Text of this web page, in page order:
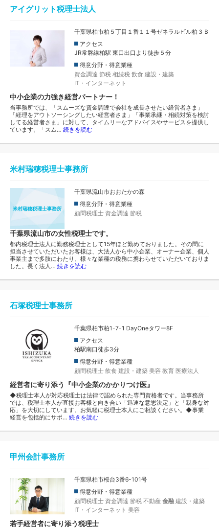
アイグリット税理士法人
千葉県柏市柏５丁目１番１１号ゼネラルビル柏３Ｂ
アクセス
JR常磐線柏駅 東口出口より徒歩５分
得意分野・得意業種
資金調達 節税 相続税 飲食 建設・建築
IT・インターネット
中小企業の力強き経営パートナー！
当事務所では、「スムーズな資金調達で会社を成長させたい経営者さま」
「経理をアウトソーシングしたい経営者さま」「事業承継・相続対策を検討
してる経営者さま」に対して、タイムリーなアドバイスやサービスを提供し
ています。「スム… 続きを読む
米村瑞穂税理士事務所
米村瑞穂税理士事務所
千葉県流山市おおたかの森
得意分野・得意業種
顧問税理士 資金調達 節税
千葉県流山市の女性税理士です。
都内税理士法人に勤務税理士として15年ほど勤めておりました。その間に
担当させていただいたお客様は、大法人から中小企業、オーナー企業、個人
事業主まで多肢にわたり、様々な業種の税務に携わらせていただいておりま
した。長く法人… 続きを読む
石塚税理士事務所
千葉県柏市柏1-7-1 DayOneタワー8F
アクセス
柏駅南口徒歩3分
得意分野・得意業種
顧問税理士 飲食 建設・建築 美容 教育 医療法人
経営者に寄り添う『中小企業のかかりつけ医』
◆税理士本人が対応税理士は法律で認められた専門資格者です。当事務所
では、税理士本人が直接お客様と向き合い「迅速な意思決定」と「親身な対
応」を大切にしています。お気軽に税理士本人にご相談ください。◆事業
経営を包括的にサポ… 続きを読む
甲州会計事務所
千葉県柏市桜台3番6-101号
得意分野・得意業種
顧問税理士 資金調達 節税 不動産 金融 建設・建築
IT・インターネット 美容
若手経営者に寄り添う税理士